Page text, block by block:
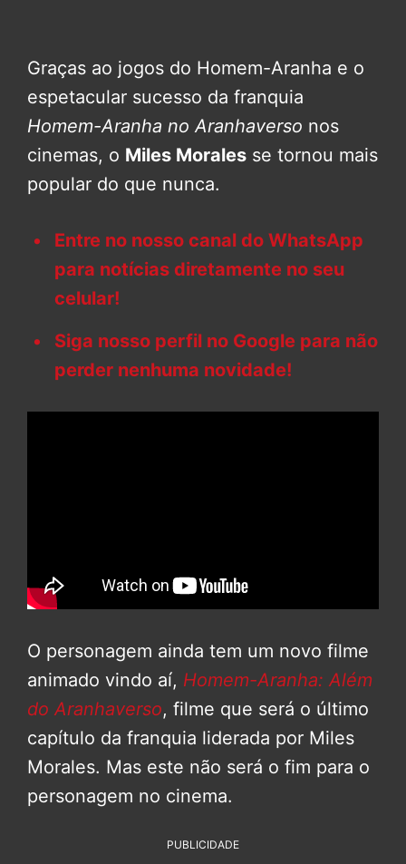
Graças ao jogos do Homem-Aranha e o
espetacular sucesso da franquia
Homem-Aranha no Aranhaverso nos
cinemas, o Miles Morales se tornou mais
popular do que nunca.
Entre no nosso canal do WhatsApp
para notícias diretamente no seu
celular!
Siga nosso perfil no Google para não
perder nenhuma novidade!
O personagem ainda tem um novo filme
animado vindo aí, Homem-Aranha: Além
do Aranhaverso, filme que será o último
capítulo da franquia liderada por Miles
Morales. Mas este não será o fim para o
personagem no cinema.
PUBLICIDADE